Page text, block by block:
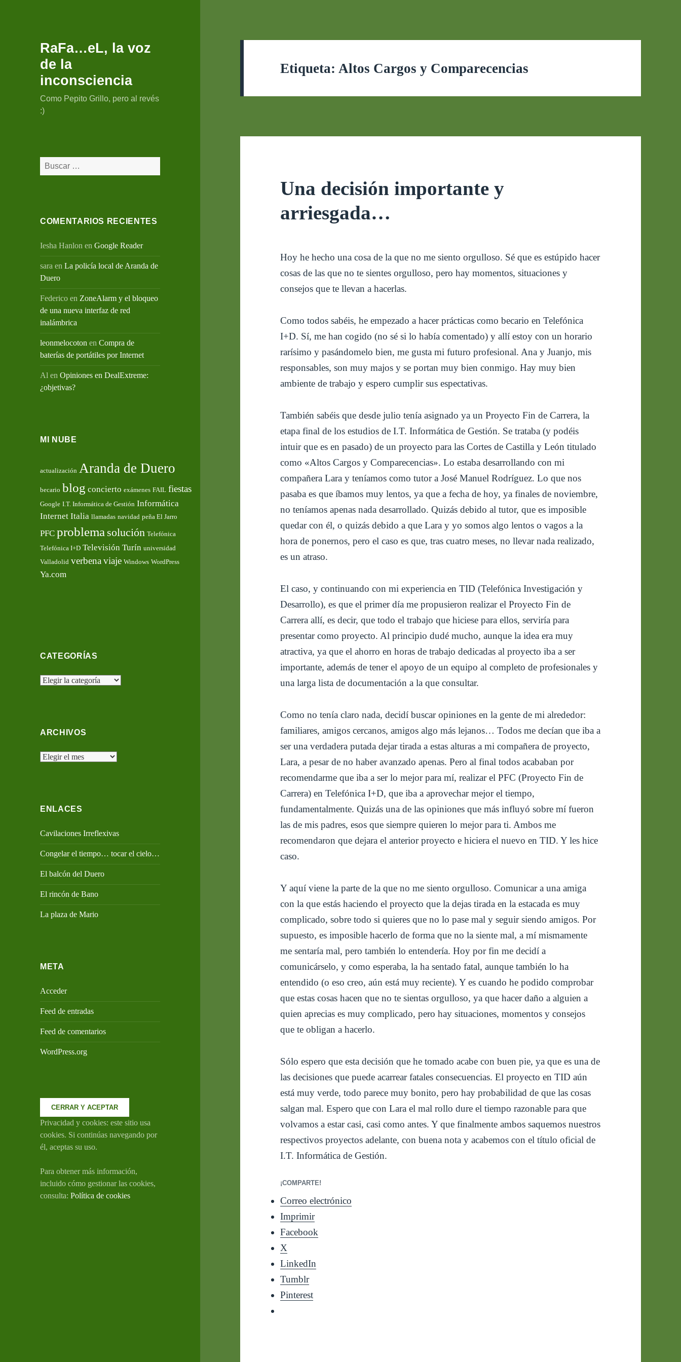
RaFa…eL, la voz
de la
inconsciencia
Como Pepito Grillo, pero al revés
:)
Buscar:
COMENTARIOS RECIENTES
Iesha Hanlon enGoogle Reader
sara enLa policía local de Aranda de
Duero
Federico en ZoneAlarm y el bloqueo
de una nueva interfaz de red
inalámbrica
leonmelocoton enCompra de
baterías de portátiles por Internet
Al enOpiniones en DealExtreme:
¿objetivas?
MI NUBE
actualización Aranda de Duero
becario blog concierto exámenes FAIL fiestas
Google I.T. Informática de Gestión Informática
Internet Italia llamadas navidad peña El Jarro
PFC problema solución Telefónica
Telefónica I+D Televisión Turín universidad
Valladolid verbena viaje Windows WordPress
Ya.com
CATEGORÍAS
Categorías
ARCHIVOS
Archivos
ENLACES
Cavilaciones Irreflexivas
Congelar el tiempo… tocar el cielo…
El balcón del Duero
El rincón de Bano
La plaza de Mario
META
Acceder
Feed de entradas
Feed de comentarios
WordPress.org
Privacidad y cookies: este sitio usa
cookies. Si continúas navegando por
él, aceptas su uso.
Para obtener más información,
incluido cómo gestionar las cookies,
consulta:Política de cookies
Etiqueta: Altos Cargos y Comparecencias
Una decisión importante y
arriesgada…
Hoy he hecho una cosa de la que no me siento orgulloso. Sé que es estúpido hacer
cosas de las que no te sientes orgulloso, pero hay momentos, situaciones y
consejos que te llevan a hacerlas.
Como todos sabéis, he empezado a hacer prácticas como becario en Telefónica
I+D. Sí, me han cogido (no sé si lo había comentado) y allí estoy con un horario
rarísimo y pasándomelo bien, me gusta mi futuro profesional. Ana y Juanjo, mis
responsables, son muy majos y se portan muy bien conmigo. Hay muy bien
ambiente de trabajo y espero cumplir sus espectativas.
También sabéis que desde julio tenía asignado ya un Proyecto Fin de Carrera, la
etapa final de los estudios de I.T. Informática de Gestión. Se trataba (y podéis
intuir que es en pasado) de un proyecto para las Cortes de Castilla y León titulado
como «Altos Cargos y Comparecencias». Lo estaba desarrollando con mi
compañera Lara y teníamos como tutor a José Manuel Rodríguez. Lo que nos
pasaba es que íbamos muy lentos, ya que a fecha de hoy, ya finales de noviembre,
no teníamos apenas nada desarrollado. Quizás debido al tutor, que es imposible
quedar con él, o quizás debido a que Lara y yo somos algo lentos o vagos a la
hora de ponernos, pero el caso es que, tras cuatro meses, no llevar nada realizado,
es un atraso.
El caso, y continuando con mi experiencia en TID (Telefónica Investigación y
Desarrollo), es que el primer día me propusieron realizar el Proyecto Fin de
Carrera allí, es decir, que todo el trabajo que hiciese para ellos, serviría para
presentar como proyecto. Al principio dudé mucho, aunque la idea era muy
atractiva, ya que el ahorro en horas de trabajo dedicadas al proyecto iba a ser
importante, además de tener el apoyo de un equipo al completo de profesionales y
una larga lista de documentación a la que consultar.
Como no tenía claro nada, decidí buscar opiniones en la gente de mi alrededor:
familiares, amigos cercanos, amigos algo más lejanos… Todos me decían que iba a
ser una verdadera putada dejar tirada a estas alturas a mi compañera de proyecto,
Lara, a pesar de no haber avanzado apenas. Pero al final todos acababan por
recomendarme que iba a ser lo mejor para mí, realizar el PFC (Proyecto Fin de
Carrera) en Telefónica I+D, que iba a aprovechar mejor el tiempo,
fundamentalmente. Quizás una de las opiniones que más influyó sobre mí fueron
las de mis padres, esos que siempre quieren lo mejor para ti. Ambos me
recomendaron que dejara el anterior proyecto e hiciera el nuevo en TID. Y les hice
caso.
Y aquí viene la parte de la que no me siento orgulloso. Comunicar a una amiga
con la que estás haciendo el proyecto que la dejas tirada en la estacada es muy
complicado, sobre todo si quieres que no lo pase mal y seguir siendo amigos. Por
supuesto, es imposible hacerlo de forma que no la siente mal, a mí mismamente
me sentaría mal, pero también lo entendería. Hoy por fin me decidí a
comunicárselo, y como esperaba, la ha sentado fatal, aunque también lo ha
entendido (o eso creo, aún está muy reciente). Y es cuando he podido comprobar
que estas cosas hacen que no te sientas orgulloso, ya que hacer daño a alguien a
quien aprecias es muy complicado, pero hay situaciones, momentos y consejos
que te obligan a hacerlo.
Sólo espero que esta decisión que he tomado acabe con buen pie, ya que es una de
las decisiones que puede acarrear fatales consecuencias. El proyecto en TID aún
está muy verde, todo parece muy bonito, pero hay probabilidad de que las cosas
salgan mal. Espero que con Lara el mal rollo dure el tiempo razonable para que
volvamos a estar casi, casi como antes. Y que finalmente ambos saquemos nuestros
respectivos proyectos adelante, con buena nota y acabemos con el título oficial de
I.T. Informática de Gestión.
¡COMPARTE!
Correo electrónico
Imprimir
Facebook
X
LinkedIn
Tumblr
Pinterest